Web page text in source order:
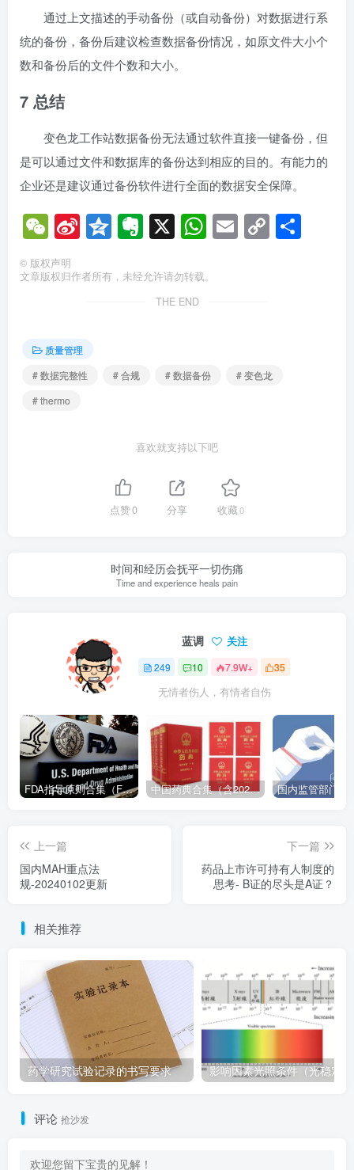
通过上文描述的手动备份（或自动备份）对数据进行系
统的备份，备份后建议检查数据备份情况，如原文件大小个
数和备份后的文件个数和大小。
7 总结
变色龙工作站数据备份无法通过软件直接一键备份，但
是可以通过文件和数据库的备份达到相应的目的。有能力的
企业还是建议通过备份软件进行全面的数据安全保障。
WeChat
SinaQzone
Evernote
X WhatsApp
Email
Copy
© 版权声明
文章版权归作者所有，未经允许请勿转载。
THE END
质量管理
# 数据完整性
# 合规 # 数据备份
# 变色龙
# thermo
喜欢就支持以下吧
点赞0 分享 收藏0
时间和经历会抚平一切伤痛
Time and experience heals pain
蓝调 关注
249 10 7.9W+ 35
无情者伤人，有情者自伤
FDA指导原则合集（FDA Guidance Documents）-持续更新 中国药典合集（含2025版以及历年所有版本下载地址）
上一篇
国内MAH重点法
规-20240102更新
下一篇
药品上市许可持有人制度的
思考- B证的尽头是A证？
相关推荐
药学研究试验记录的书写要求
评论 抢沙发